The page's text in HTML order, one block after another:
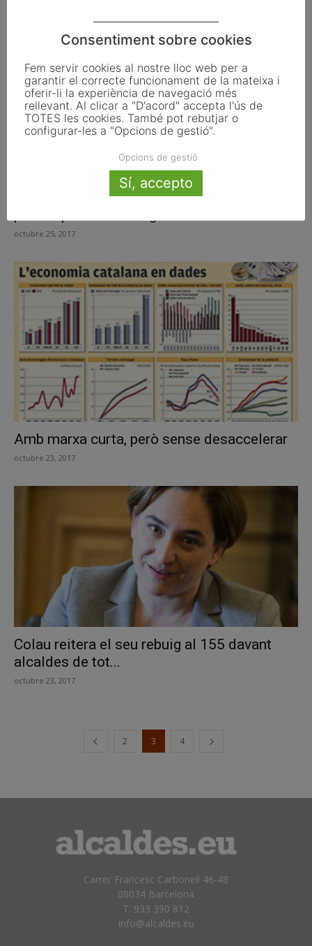
Mil juristes consideren Sànchez i Cuixart
octubre 25, 2017
Amb marxa curta, però sense desaccelerar
octubre 23, 2017
Colau reitera el seu rebuig al 155 davant
alcaldes de tot...
octubre 23, 2017
2 3 4
Carrer Francesc Carbonell 46-48
08034 Barcelona
T. 933 390 812
info@alcaldes.eu
Consentiment sobre cookies
Fem servir cookies al nostre lloc web per a
garantir el correcte funcionament de la mateixa i
oferir-li la experiència de navegació més
rellevant. Al clicar a "D'acord" accepta l'ús de
TOTES les cookies. També pot rebutjar o
configurar-les a "Opcions de gestió".
Opcions de gestió
Sí, accepto